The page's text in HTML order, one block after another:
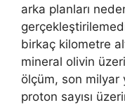
arka planları
birkaç kilometre
mineral olivin
ölçüm, son milyar
proton sayısı